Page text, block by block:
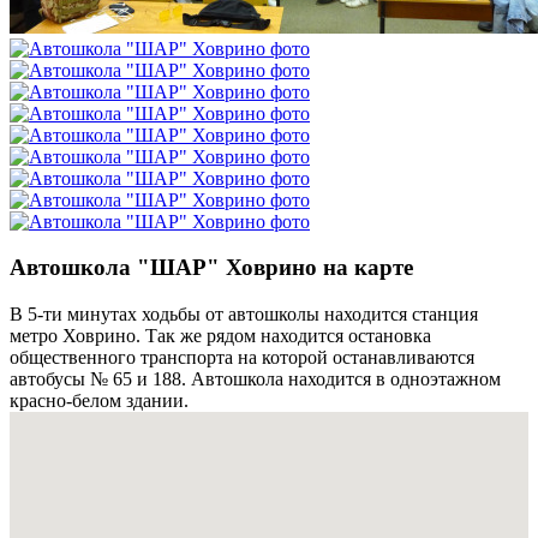
Автошкола "ШАР" Ховрино на карте
В 5-ти минутах ходьбы от автошколы находится станция
метро Ховрино. Так же рядом находится остановка
общественного транспорта на которой останавливаются
автобусы № 65 и 188. Автошкола находится в одноэтажном
красно-белом здании.